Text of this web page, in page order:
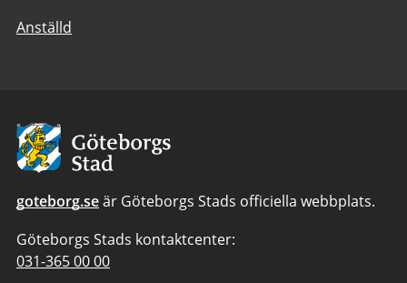
Anställd
Avsändare:
Göteborgs
Stad
goteborg.seär Göteborgs Stads officiella webbplats.
Göteborgs Stads kontaktcenter:
Telefonnummer
031-365 00 00